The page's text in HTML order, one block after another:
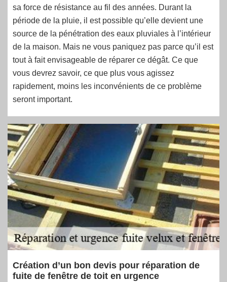
sa force de résistance au fil des années. Durant la
période de la pluie, il est possible qu’elle devient une
source de la pénétration des eaux pluviales à l’intérieur
de la maison. Mais ne vous paniquez pas parce qu’il est
tout à fait envisageable de réparer ce dégât. Ce que
vous devrez savoir, ce que plus vous agissez
rapidement, moins les inconvénients de ce problème
seront important.
Création d’un bon devis pour réparation de
fuite de fenêtre de toit en urgence